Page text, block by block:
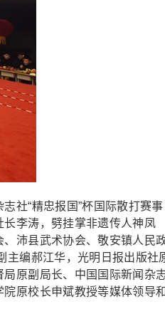
社“精忠报国”杯国际散打赛事
李涛，劈挂掌非遗传人神凤
沛县武术协会、敬安镇人民
主编郝江华，光明日报出版社
原副局长、中国国际新闻杂
原校长申斌教授等媒体领导和